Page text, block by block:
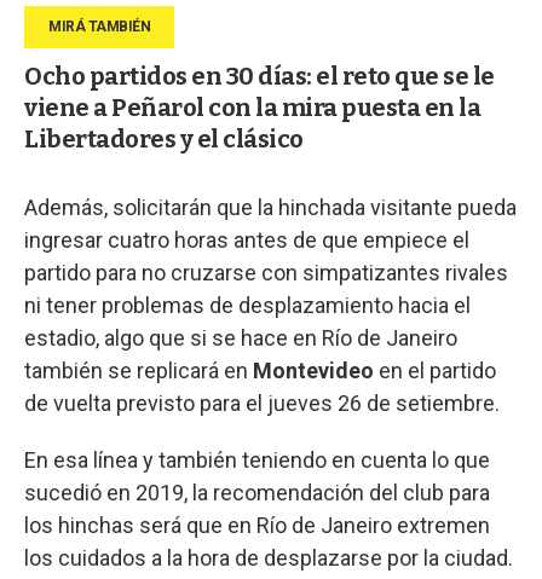
Ocho partidos en 30 días: el reto que se le
viene a Peñarol con la mira puesta en la
Libertadores y el clásico
Además, solicitarán que la hinchada visitante pueda
ingresar cuatro horas antes de que empiece el
partido para no cruzarse con simpatizantes rivales
ni tener problemas de desplazamiento hacia el
estadio, algo que si se hace en Río de Janeiro
también se replicará en Montevideo en el partido
de vuelta previsto para el jueves 26 de setiembre.
En esa línea y también teniendo en cuenta lo que
sucedió en 2019, la recomendación del club para
los hinchas será que en Río de Janeiro extremen
los cuidados a la hora de desplazarse por la ciudad.